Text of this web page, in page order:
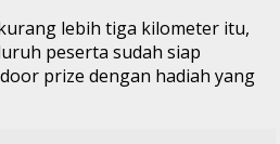
lebih tiga kilometer itu,
peserta sudah siap
prize dengan hadiah yang